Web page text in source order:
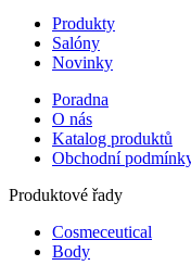
Produkty
Salóny
Novinky
Poradna
O nás
Katalog produktů
Obchodní
Produktové řady
Cosmeceutical
Body